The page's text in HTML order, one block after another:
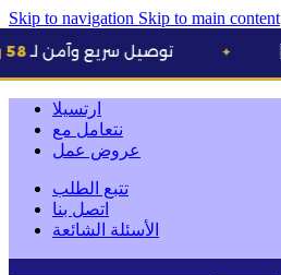
Skip to navigation Skip to main content
🚚 توصيل سريع وآمن لـ 58 ولاية
ارتسيلا
نتعامل مع
عروض عمل
تتبع الطلب
اتصل بنا
الأسئلة الشائعة